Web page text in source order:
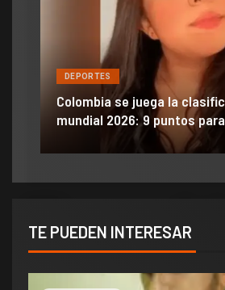
DEPORTES
Colombia se juega la
mundial 2026: 9 puntos
TE PUEDEN INTERESAR